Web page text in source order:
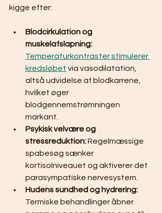
kigge efter:
Blodcirkulation og
muskelafslapning:
Temperaturkontraster stimulerer
kredsløbet via vasodilatation,
altså udvidelse af blodkarrene,
hvilket øger
blodgennemstrømningen
markant.
Psykisk velvære og
stressreduktion: Regelmæssige
spabesøg sænker
kortisolniveauet og aktiverer det
parasympatiske nervesystem.
Hudens sundhed og hydrering:
Termiske behandlinger åbner